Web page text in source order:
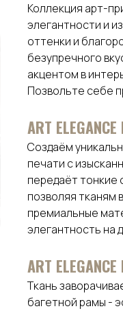
Коллекция арт-
элегантности и
оттенки и
безупречного
акцентом в
Позвольте себе
АRТ
Создаём
печати с
передаёт тонкие
позволяя тканям
премиальные
элегантность на
ART
Ткань
багетной рамы -